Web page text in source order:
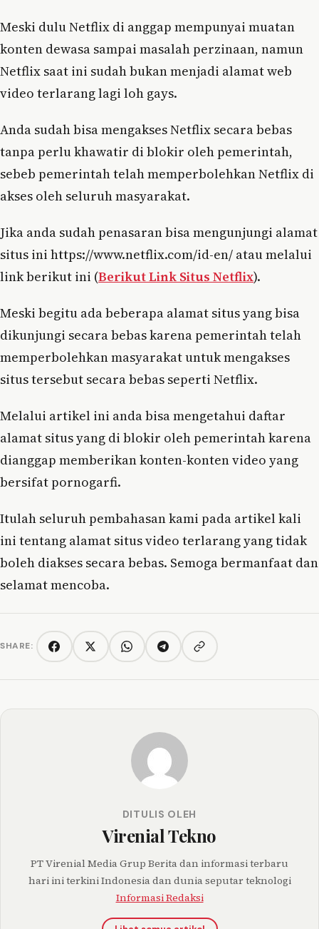
Meski dulu Netflix di anggap mempunyai muatan
konten dewasa sampai masalah perzinaan, namun
Netflix saat ini sudah bukan menjadi alamat web
video terlarang lagi loh gays.
Anda sudah bisa mengakses Netflix secara bebas
tanpa perlu khawatir di blokir oleh pemerintah,
sebeb pemerintah telah memperbolehkan Netflix di
akses oleh seluruh masyarakat.
Jika anda sudah penasaran bisa mengunjungi alamat
situs ini https://www.netflix.com/id-en/ atau melalui
link berikut ini (Berikut Link Situs Netflix).
Meski begitu ada beberapa alamat situs yang bisa
dikunjungi secara bebas karena pemerintah telah
memperbolehkan masyarakat untuk mengakses
situs tersebut secara bebas seperti Netflix.
Melalui artikel ini anda bisa mengetahui daftar
alamat situs yang di blokir oleh pemerintah karena
dianggap memberikan konten-konten video yang
bersifat pornogarfi.
Itulah seluruh pembahasan kami pada artikel kali
ini tentang alamat situs video terlarang yang tidak
boleh diakses secara bebas. Semoga bermanfaat dan
selamat mencoba.
SHARE: FacebookTwitter/XWhatsAppTelegramCopy link
DITULIS OLEH
Virenial Tekno
PT Virenial Media Grup Berita dan informasi terbaru
hari ini terkini Indonesia dan dunia seputar teknologi
Informasi Redaksi